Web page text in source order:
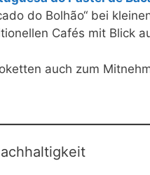
do Bolhão“ bei
Cafés mit Blick
auch zum